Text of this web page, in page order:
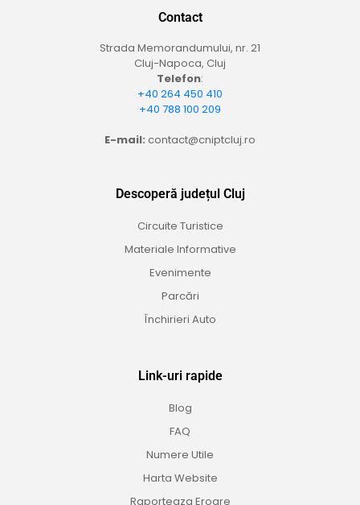
Contact
Strada Memorandumului, nr. 21
Cluj-Napoca, Cluj
Telefon:
+40 264 450 410
+40 788 100 209
E-mail: contact@cniptcluj.ro
Descoperă județul Cluj
Circuite Turistice
Materiale Informative
Evenimente
Parcări
Închirieri Auto
Link-uri rapide
Blog
FAQ
Numere Utile
Harta Website
Raporteaza Eroare